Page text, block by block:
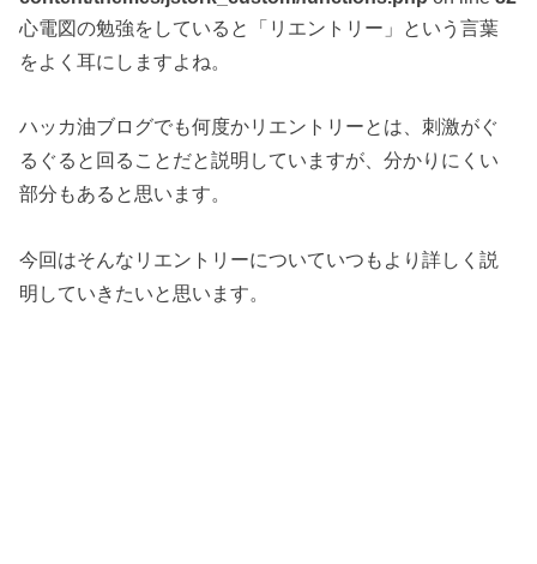
心電図の勉強をしていると「リエントリー」という言葉
をよく耳にしますよね。
ハッカ油ブログでも何度かリエントリーとは、刺激がぐ
るぐると回ることだと説明していますが、分かりにくい
部分もあると思います。
今回はそんなリエントリーについていつもより詳しく説
明していきたいと思います。